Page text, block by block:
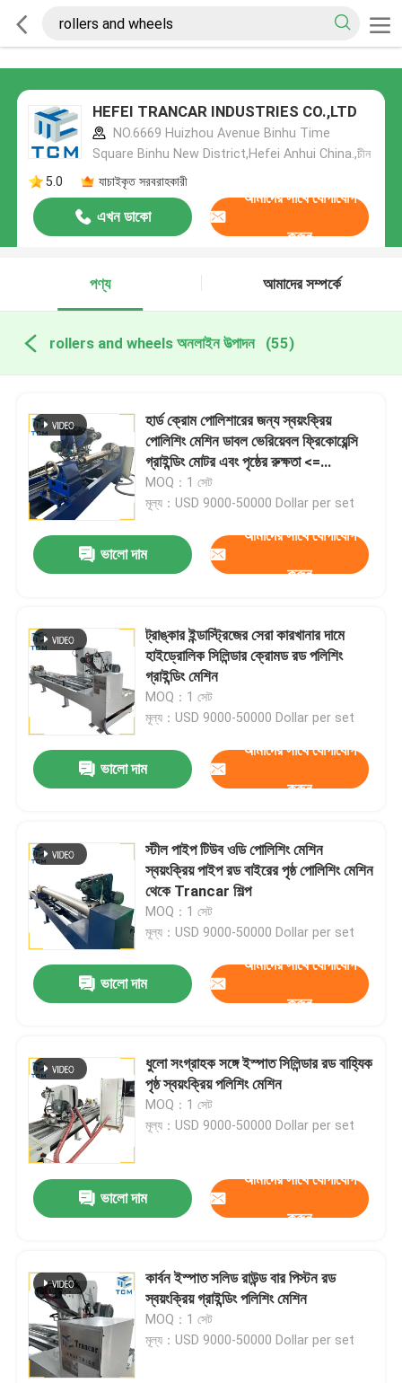
HEFEI TRANCAR INDUSTRIES CO.,LTD
NO.6669 Huizhou Avenue Binhu Time
Square Binhu New District,Hefei Anhui China.,চীন
5.0
যাচাইকৃত সরবরাহকারী
এখন ডাকো
আমাদের সাথে যোগাযোগ
করুন
পণ্য আমাদের সম্পর্কে
rollers and wheels অনলাইন উত্পাদন (55)
হার্ড ক্রোম পোলিশারের জন্য স্বয়ংক্রিয়
পোলিশিং মেশিন ডাবল ভেরিয়েবল ফ্রিকোয়েন্সি
গ্রাইন্ডিং মোটর এবং পৃষ্ঠের রুক্ষতা <=
0.25μm সহ
MOQ：1 সেট
মূল্য：USD 9000-50000 Dollar per set
ভালো দাম
আমাদের সাথে যোগাযোগ
করুন
ট্রাঙ্কার ইন্ডাস্ট্রিজের সেরা কারখানার দামে
হাইড্রোলিক সিলিন্ডার ক্রোমড রড পলিশিং
গ্রাইন্ডিং মেশিন
MOQ：1 সেট
মূল্য：USD 9000-50000 Dollar per set
ভালো দাম
আমাদের সাথে যোগাযোগ
করুন
স্টীল পাইপ টিউব ওডি পোলিশিং মেশিন
স্বয়ংক্রিয় পাইপ রড বাইরের পৃষ্ঠ পোলিশিং মেশিন
থেকে Trancar শিল্প
MOQ：1 সেট
মূল্য：USD 9000-50000 Dollar per set
ভালো দাম
আমাদের সাথে যোগাযোগ
করুন
ধুলো সংগ্রাহক সঙ্গে ইস্পাত সিলিন্ডার রড বাহ্যিক
পৃষ্ঠ স্বয়ংক্রিয় পলিশিং মেশিন
MOQ：1 সেট
মূল্য：USD 9000-50000 Dollar per set
ভালো দাম
আমাদের সাথে যোগাযোগ
করুন
কার্বন ইস্পাত সলিড রাউন্ড বার পিস্টন রড
স্বয়ংক্রিয় গ্রাইন্ডিং পলিশিং মেশিন
MOQ：1 সেট
মূল্য：USD 9000-50000 Dollar per set